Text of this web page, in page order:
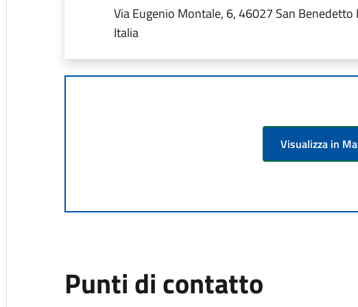
Via Eugenio Montale, 6, 46027 San Benedetto
Italia
Visualizza in
Punti di contatto